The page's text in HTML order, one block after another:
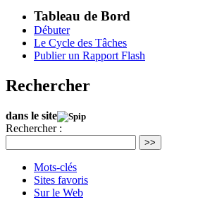
Tableau de Bord
Débuter
Le Cycle des Tâches
Publier un Rapport Flash
Rechercher
dans le site
Rechercher :
>>
Mots-clés
Sites favoris
Sur le Web